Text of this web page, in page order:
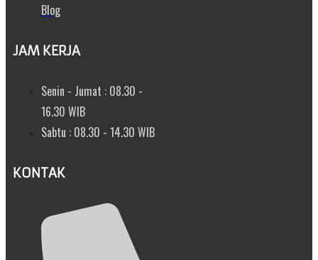
Blog
JAM KERJA
Senin - Jumat : 08.30 -
16.30 WIB
Sabtu : 08.30 - 14.30 WIB
KONTAK